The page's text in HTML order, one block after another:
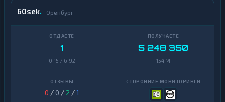
60sek Оренбург
1
0,15 / 6,92
5 248 350
154 M
0 / 0 / 2 /1